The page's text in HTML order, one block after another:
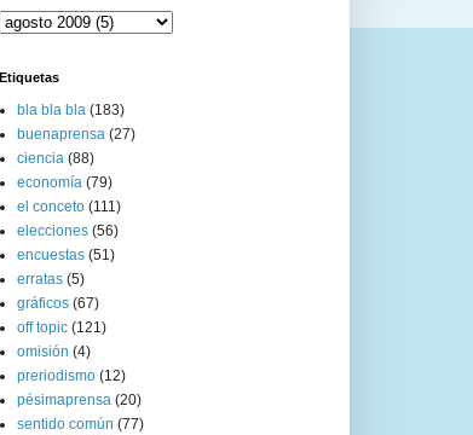
Etiquetas
bla bla bla (183)
buenaprensa (27)
ciencia (88)
economía (79)
el conceto (111)
elecciones (56)
encuestas (51)
erratas (5)
gráficos (67)
off topic (121)
omisión (4)
preriodismo (12)
pésimaprensa (20)
sentido común (77)